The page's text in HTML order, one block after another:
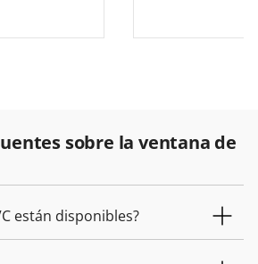
sobre la ventana de
están disponibles?